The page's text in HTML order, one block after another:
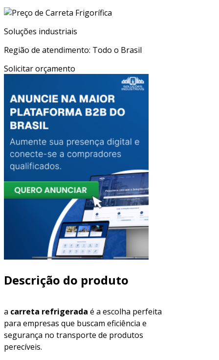
Soluções industriais
Região de atendimento: Todo o Brasil
Solicitar orçamento
Descrição do produto
a carreta refrigerada é a escolha perfeita
para empresas que buscam eficiência e
segurança no transporte de produtos
perecíveis.